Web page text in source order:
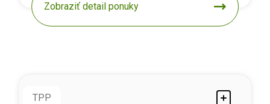
Zobraziť detail ponuky
TPP